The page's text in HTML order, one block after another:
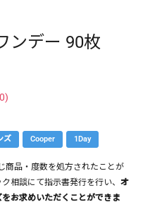
ンデー 90枚
)
ズ Cooper 1Day
商品・度数を処方されたことが
相談にて指示書発行を行い、 オ
お求めいただくことができま